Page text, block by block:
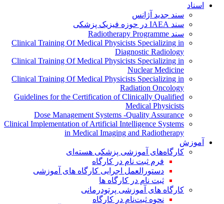
اسناد
سند جدید آژانس
سند IAEA در حوزه فیزیک پزشکی
سند Radiotherapy Programme
Clinical Training Of Medical Physicists Specializing in
Diagnostic Radiology
Clinical Training Of Medical Physicists Specializing in
Nuclear Medicine
Clinical Training Of Medical Physicists Specializing in
Radiation Oncology
Guidelines for the Certification of Clinically Qualified
Medical Physicists
Dose Management Systems -Quality Assurance
Clinical Implementation of Artificial Intelligence Systems
in Medical Imaging and Radiotherapy
آموزش
کارگاه‌های آموزشی پزشکی هسته‌ای
فرم ثبت نام در کارگاه
دستورالعمل اجرایی کارگاه های آموزشی
ثبت نام در کارگاه ها
کارگاه های آموزشی پرتودرمانی
نحوه ثبت‌نام در کارگاه